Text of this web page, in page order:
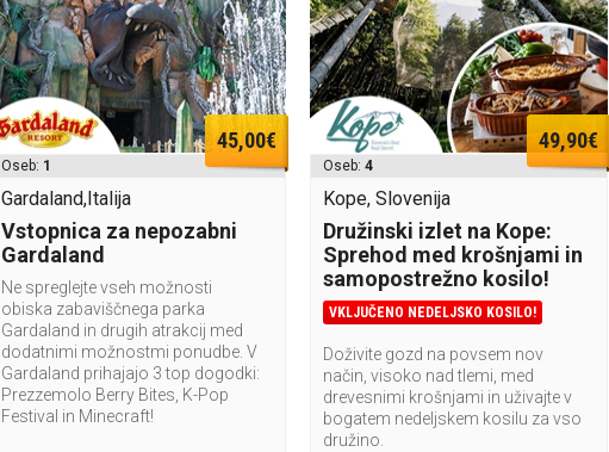
45,00€
Oseb: 1
Gardaland,Italija
Vstopnica za nepozabni
Gardaland
Ne spreglejte vseh možnosti
obiska zabaviščnega parka
Gardaland in drugih atrakcij med
dodatnimi možnostmi ponudbe. V
Gardaland prihajajo 3 top dogodki:
Prezzemolo Berry Bites, K-Pop
Festival in Minecraft!
49,90€
Oseb: 4
Kope, Slovenija
Družinski izlet na Kope:
Sprehod med krošnjami in
samopostrežno kosilo!
VKLJUČENO NEDELJSKO KOSILO!
Doživite gozd na povsem nov
način, visoko nad tlemi, med
drevesnimi krošnjami in uživajte v
bogatem nedeljskem kosilu za vso
družino.